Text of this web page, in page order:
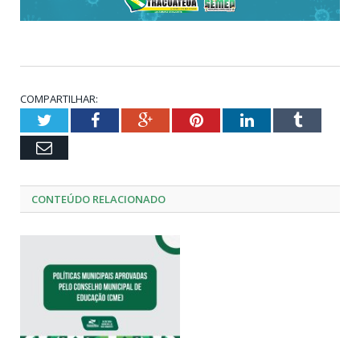
COMPARTILHAR:
TwitterFacebookGoogle+PinterestLinkedInTumblr
Email
CONTEÚDO RELACIONADO